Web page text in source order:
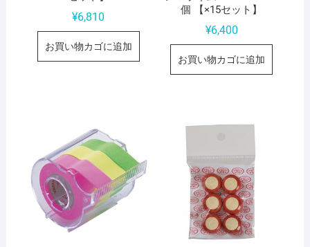
¥6,810
お買い物カゴに追加
個 【×15セット】
¥6,400
お買い物カゴに追加